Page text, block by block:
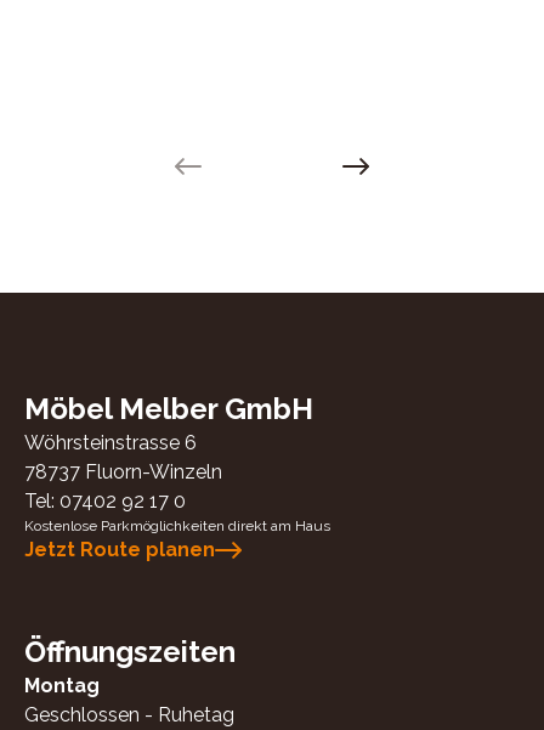
Next slide
Möbel Melber GmbH
Wöhrsteinstrasse 6
78737 Fluorn-Winzeln
Tel: 07402 92 17 0
Kostenlose Parkmöglichkeiten direkt am Haus
Jetzt Route planen
Öffnungszeiten
Montag
Geschlossen - Ruhetag